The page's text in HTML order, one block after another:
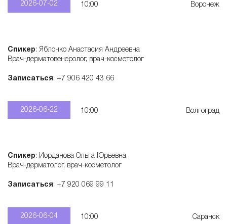
г
ч
е
с
к
2026-07-02 10:00 Воронеж
Спикер: Яблочко Анастасия Андреевна
Врач-дерматовенеролог, врач-косметолог
Записаться: +7 906 420 43 66
2026-06-22 10:00 Волгоград
Спикер: Иорданова Ольга Юрьевна
Врач-дерматолог, врач-косметолог
Записаться: +7 920 069 99 11
2026-06-04 10:00 Саранск